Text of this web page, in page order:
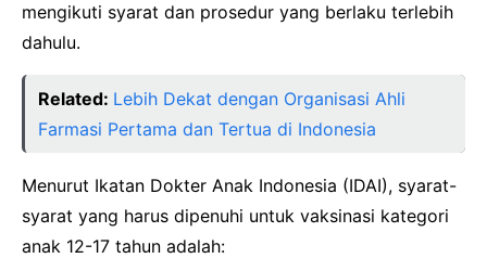
mengikuti syarat dan prosedur yang berlaku terlebih
dahulu.
Related: Lebih Dekat dengan Organisasi Ahli
Farmasi Pertama dan Tertua di Indonesia
Menurut Ikatan Dokter Anak Indonesia (IDAI), syarat-
syarat yang harus dipenuhi untuk vaksinasi kategori
anak 12-17 tahun adalah: